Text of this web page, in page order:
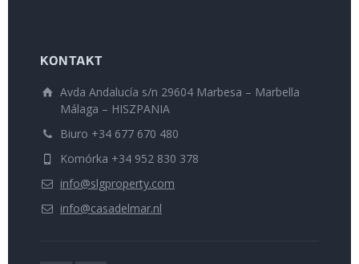
KONTAKT
Avda Andalucía s/n 29604 Marbesa – Marbella
Málaga – HISZPANIA
Biuro +34 677 670 480
Komórka +34 952 830 378
info@slgproperty.com
info@casadelmar.nl